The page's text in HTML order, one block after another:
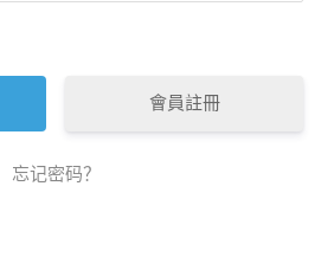
會員註冊
忘记密码？